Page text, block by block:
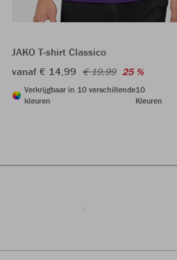
JAKO T-shirt Classico
vanaf € 14,99 € 19,99 25 %
Verkrijgbaar in 10 verschillende
kleuren
10
Kleuren